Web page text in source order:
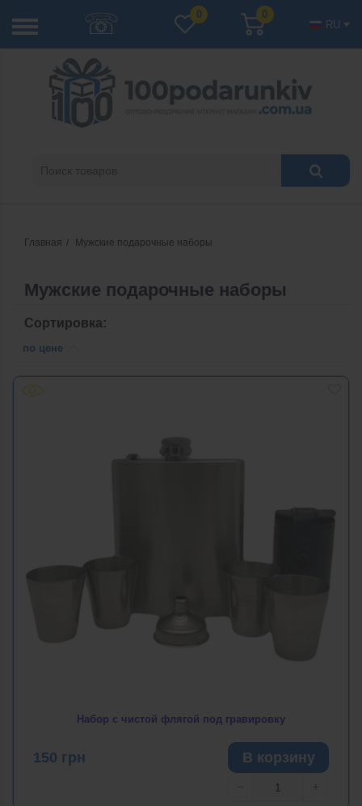
☏ 0
0
RU
Главная Мужские подарочные наборы
Мужские подарочные наборы
Сортировка:
по цене
Набор с чистой флягой под гравировку
150 грн В корзину